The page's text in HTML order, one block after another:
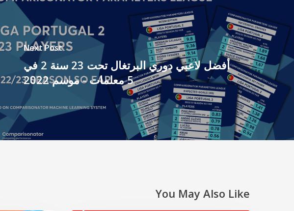
Next Post
أفضل لاعبي دوري البرتغال تحت 23 سنة 2 في
5 معلمات - موسم 2022
You May Also Like